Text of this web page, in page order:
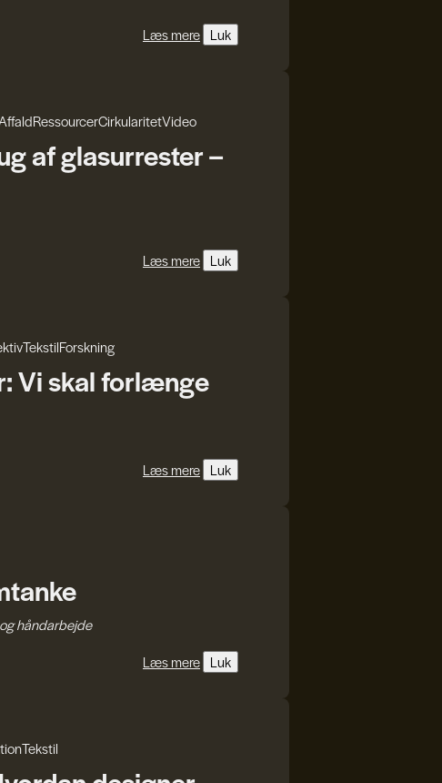
Læs mere Luk
RessourcerCirkularitetVideo
af glasurrester –
Læs mere Luk
TekstilForskning
Vi skal forlænge
Læs mere Luk
håndarbejde
Læs mere Luk
Tekstil